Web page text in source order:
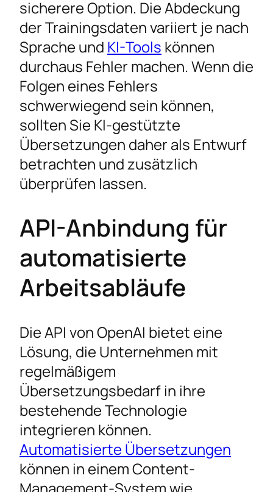
sicherere Option. Die Abdeckung
der Trainingsdaten variiert je nach
Sprache und KI-Tools können
durchaus Fehler machen. Wenn die
Folgen eines Fehlers
schwerwiegend sein können,
sollten Sie KI-gestützte
Übersetzungen daher als Entwurf
betrachten und zusätzlich
überprüfen lassen.
API-Anbindung für
automatisierte
Arbeitsabläufe
Die API von OpenAI bietet eine
Lösung, die Unternehmen mit
regelmäßigem
Übersetzungsbedarf in ihre
bestehende Technologie
integrieren können.
Automatisierte Übersetzungen
können in einem Content-